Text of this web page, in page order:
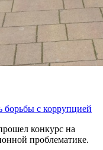
с коррупцией
конкурс на
проблематике.